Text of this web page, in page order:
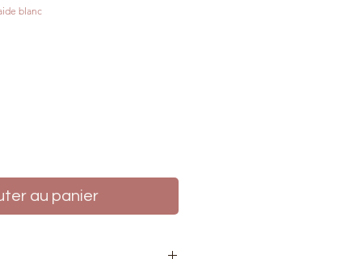
blanc
au panier